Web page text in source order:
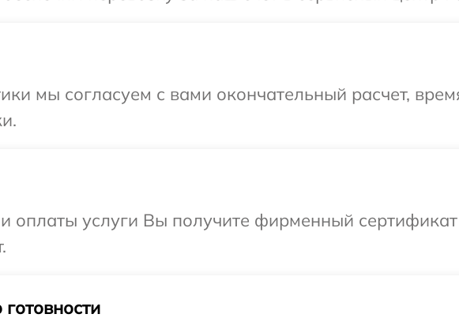
мы согласуем с вами окончательный расчет,
оплаты услуги Вы получите фирменный сертификат